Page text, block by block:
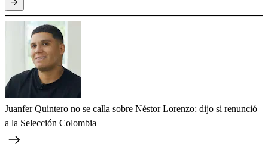
Juanfer Quintero no se calla sobre Néstor Lorenzo: dijo si renunció
a la Selección Colombia